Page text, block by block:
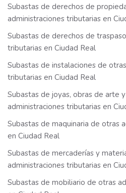
Subastas de derechos de
administraciones tributarias en
Subastas de derechos de
tributarias en Ciudad Real
Subastas de instalaciones de
tributarias en Ciudad Real
Subastas de joyas, obras de arte
administraciones tributarias en
Subastas de maquinaria de otras
en Ciudad Real
Subastas de mercaderías y
administraciones tributarias en
Subastas de mobiliario de otras